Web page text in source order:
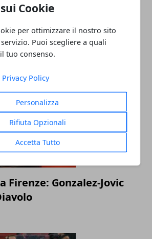
Cookie
per ottimizzare il nostro sito
Puoi scegliere a quali
tuo consenso.
Privacy Policy
Personalizza
Rifiuta Opzionali
Accetta Tutto
Firenze: Gonzalez-Jovic